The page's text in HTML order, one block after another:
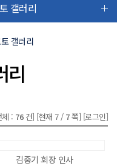
갤러리
갤러리
리
체 : 76건] [현재 7 / 7쪽] [로그인]
김중기 회장 인사